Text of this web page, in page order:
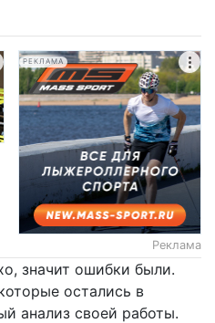
РЕКЛАМА
Реклама
значит ошибки были.
остались в
анализ своей работы.